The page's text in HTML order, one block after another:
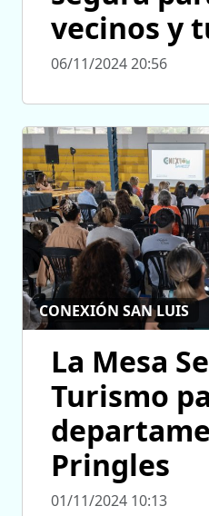
vecinos y
06/11/2024 20:56
CONEXIÓN SAN LUIS
La Mesa
Turismo
Pringles
01/11/2024 10:13